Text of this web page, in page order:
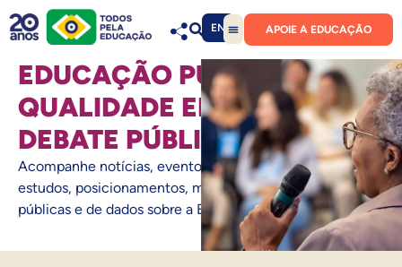
EN APOIE A EDUCAÇÃO
EDUCAÇÃO PÚBLICA DE
QUALIDADE EM PAUTA NO
DEBATE PÚBLICO
Acompanhe notícias, eventos, análises técnicas,
estudos, posicionamentos, monitoramento de políticas
públicas e de dados sobre a Educação Básica no Brasil.